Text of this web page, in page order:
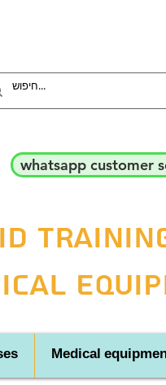
whatsapp customer
Medical